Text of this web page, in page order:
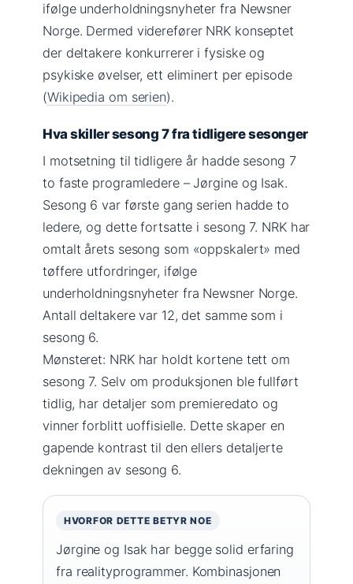
ifølge underholdningsnyheter fra Newsner
Norge. Dermed viderefører NRK konseptet
der deltakere konkurrerer i fysiske og
psykiske øvelser, ett eliminert per episode
(Wikipedia om serien).
Hva skiller sesong 7 fra tidligere sesonger
I motsetning til tidligere år hadde sesong 7
to faste programledere – Jørgine og Isak.
Sesong 6 var første gang serien hadde to
ledere, og dette fortsatte i sesong 7. NRK har
omtalt årets sesong som «oppskalert» med
tøffere utfordringer, ifølge
underholdningsnyheter fra Newsner Norge.
Antall deltakere var 12, det samme som i
sesong 6.
Mønsteret: NRK har holdt kortene tett om
sesong 7. Selv om produksjonen ble fullført
tidlig, har detaljer som premieredato og
vinner forblitt uoffisielle. Dette skaper en
gapende kontrast til den ellers detaljerte
dekningen av sesong 6.
HVORFOR DETTE BETYR NOE
Jørgine og Isak har begge solid erfaring
fra realityprogrammer. Kombinasjonen